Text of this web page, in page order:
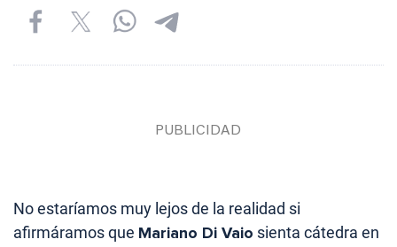
No estaríamos muy lejos de la realidad si
afirmáramos que Mariano Di Vaio sienta cátedra en